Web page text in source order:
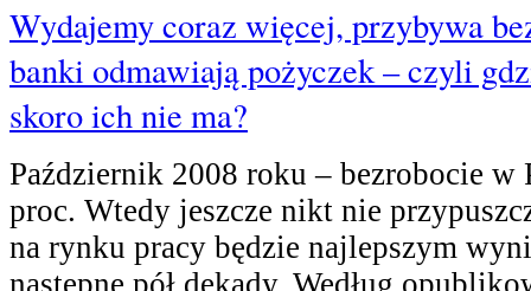
Wydajemy coraz więcej, przybywa
banki odmawiają pożyczek – czyli
skoro ich nie ma?
Październik 2008 roku – bezrobocie w
proc. Wtedy jeszcze nikt nie
na rynku pracy będzie najlepszym